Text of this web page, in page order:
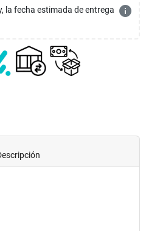
la fecha estimada de entrega info